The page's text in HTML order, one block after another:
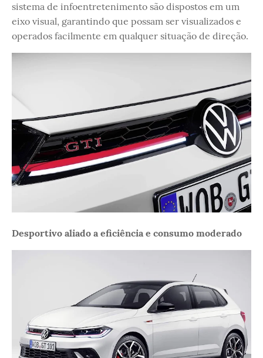
sistema de infoentretenimento são dispostos em um
eixo visual, garantindo que possam ser visualizados e
operados facilmente em qualquer situação de direção.
Desportivo aliado a eficiência e consumo moderado